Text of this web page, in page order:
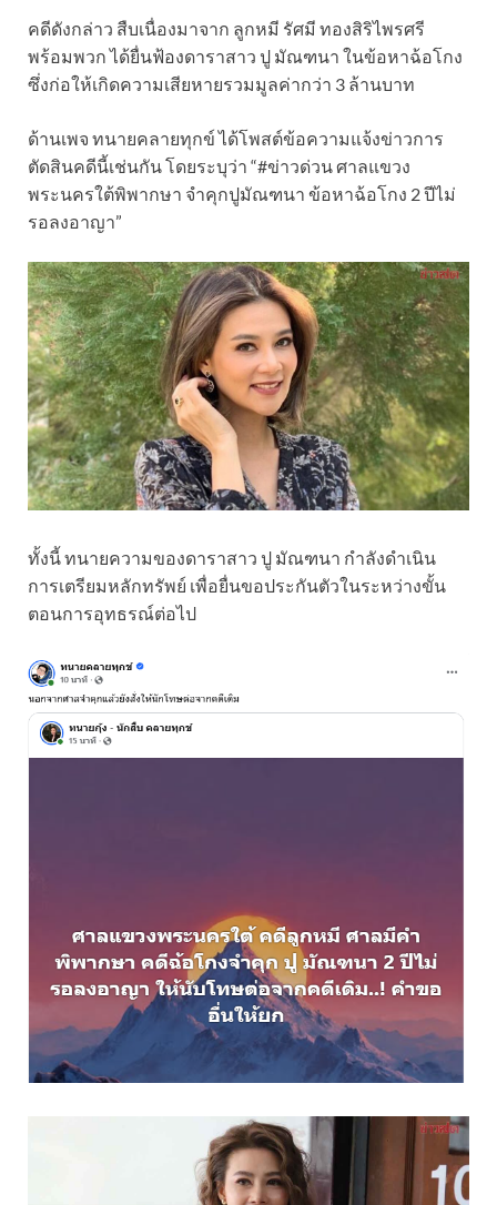
คดีดังกล่าว สืบเนื่องมาจาก ลูกหมี รัศมี ทองสิริไพรศรี
พร้อมพวก ได้ยื่นฟ้องดาราสาว ปู มัณฑนา ในข้อหาฉ้อโกง
ซึ่งก่อให้เกิดความเสียหายรวมมูลค่ากว่า 3 ล้านบาท
ด้านเพจ ทนายคลายทุกข์ ได้โพสต์ข้อความแจ้งข่าวการ
ตัดสินคดีนี้เช่นกัน โดยระบุว่า “#ข่าวด่วน ศาลแขวง
พระนครใต้พิพากษา จำคุกปูมัณฑนา ข้อหาฉ้อโกง 2 ปีไม่
รอลงอาญา”
ทั้งนี้ ทนายความของดาราสาว ปู มัณฑนา กำลังดำเนิน
การเตรียมหลักทรัพย์ เพื่อยื่นขอประกันตัวในระหว่างขั้น
ตอนการอุทธรณ์ต่อไป